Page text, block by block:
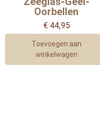
Oorbellen
€44,95
Toevoegen aan
winkelwagen